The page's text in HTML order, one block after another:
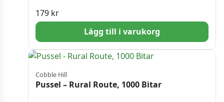
179 kr
Lägg till i varukorg
Cobble Hill
Pussel – Rural Route, 1000 Bitar